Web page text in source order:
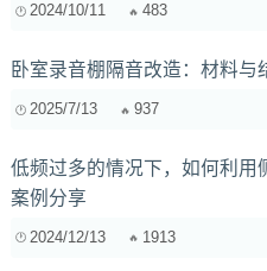
2024/10/11 483
卧室录音棚隔音改造：材料与
2025/7/13 937
低频过多的情况下，如何利用
案例分享
2024/12/13 1913